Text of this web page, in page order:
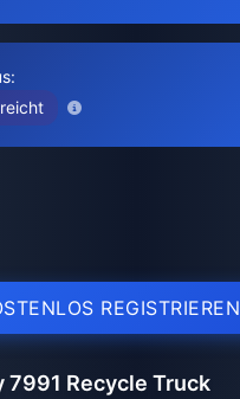
REGISTRIEREN
7991 Recycle Truck